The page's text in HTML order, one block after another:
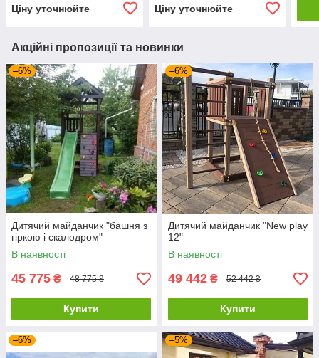
Ціну уточнюйте Ціну уточнюйте
Акційні пропозиції та новинки
–6%
Дитячий майданчик "башня з
гіркою і скалодром"
В наявності
45 775 ₴ 48 775 ₴
Купити
–6%
Дитячий майданчик "New play
12"
В наявності
49 442 ₴ 52 442 ₴
Купити
–6% –5%